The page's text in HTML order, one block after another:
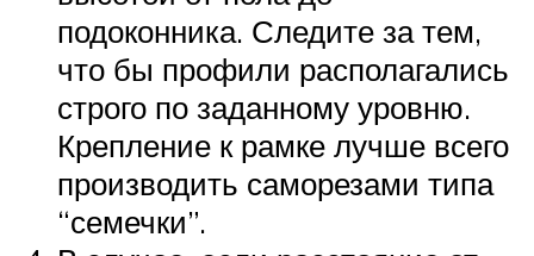
подоконника. Следите за тем,
что бы профили располагались
строго по заданному уровню.
Крепление к рамке лучше всего
производить саморезами типа
“семечки”.